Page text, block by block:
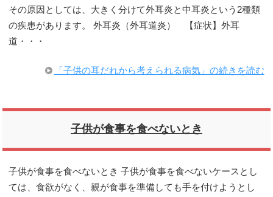
その原因としては、大きく分けて外耳炎と中耳炎という2種類
の疾患があります。 外耳炎（外耳道炎） 【症状】外耳
道・・・
「子供の耳だれから考えられる病気」の続きを読む
子供が食事を食べないとき
子供が食事を食べないとき 子供が食事を食べないケースとし
ては、食欲がなく、親が食事を準備しても手を付けようとし